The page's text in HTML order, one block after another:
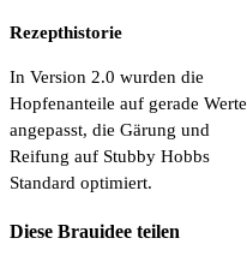
Rezepthistorie
In Version 2.0 wurden die
Hopfenanteile auf gerade Werte
angepasst, die Gärung und
Reifung auf Stubby Hobbs
Standard optimiert.
Diese Brauidee teilen